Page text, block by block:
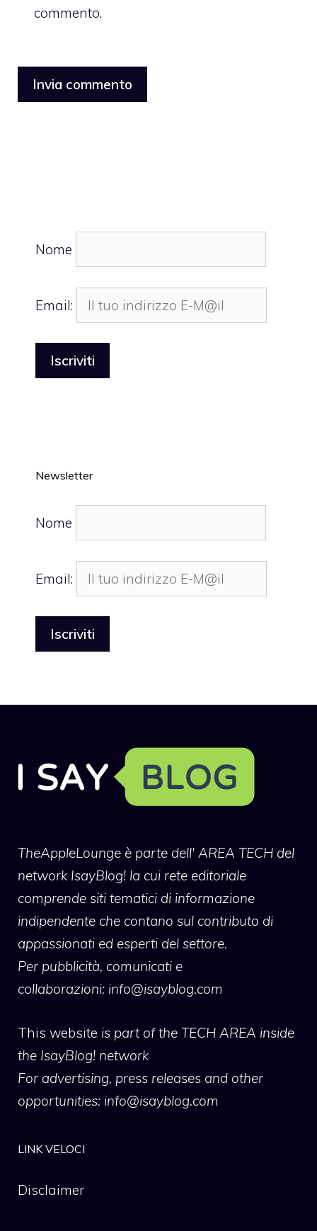
commento.
Nome
Email:
Newsletter
Nome
Email:
TheAppleLounge è parte dell' AREA TECH del
network IsayBlog! la cui rete editoriale
comprende siti tematici di informazione
indipendente che contano sul contributo di
appassionati ed esperti del settore.
Per pubblicità, comunicati e
collaborazioni: info@isayblog.com
This website is part of the TECH AREA inside
the IsayBlog! network
For advertising, press releases and other
opportunities: info@isayblog.com
LINK VELOCI
Disclaimer